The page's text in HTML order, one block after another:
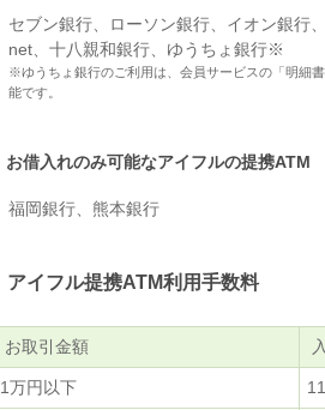
セブン銀行、ローソン銀行、イオン銀行
net、十八親和銀行、ゆうちょ銀行※
※ゆうちょ銀行のご利用は、会員サービスの「明細
能です。
お借入れのみ可能なアイフルの提携ATM
福岡銀行、熊本銀行
アイフル提携ATM利用手数料
お取引金額
1万円以下